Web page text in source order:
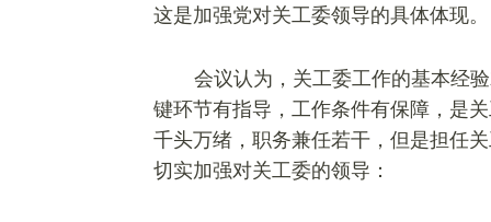
这是加强党对关工委领导的具体体现。
会议认为，关工委工作的基本经
键环节有指导，工作条件有保障，是
千头万绪，职务兼任若干，但是担任
切实加强对关工委的领导：